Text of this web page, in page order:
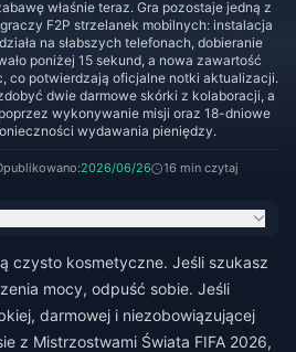
właśnie teraz. Gra pozostaje jedną z
F2P strzelanek mobilnych: instalacja
na słabszych telefonach, dobieranie
poniżej 15 sekund, a nowa zawartość
co potwierdzają oficjalne notki aktualizacji.
dwie darmowe skórki z kolaboracji, a
wykonywanie misji oraz 18-dniowe
wydawania pieniędzy.
2026/06/26 16 min czytaj
czysto kosmetyczne. Jeśli szukasz
mocy, odpuść sobie. Jeśli
darmowej i niezobowiązującej
z Mistrzostwami Świata FIFA 2026,